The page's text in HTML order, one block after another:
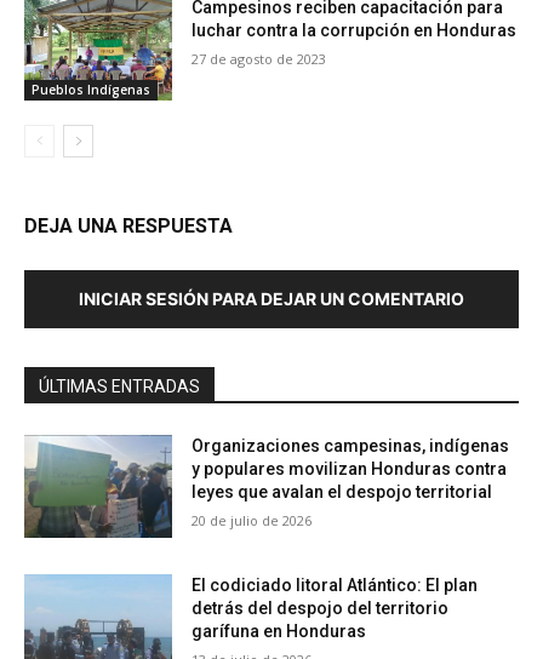
Pueblos Indígenas
Campesinos reciben capacitación para
luchar contra la corrupción en Honduras
27 de agosto de 2023
DEJA UNA RESPUESTA
INICIAR SESIÓN PARA DEJAR UN COMENTARIO
ÚLTIMAS ENTRADAS
Organizaciones campesinas, indígenas
y populares movilizan Honduras contra
leyes que avalan el despojo territorial
20 de julio de 2026
El codiciado litoral Atlántico: El plan
detrás del despojo del territorio
garífuna en Honduras